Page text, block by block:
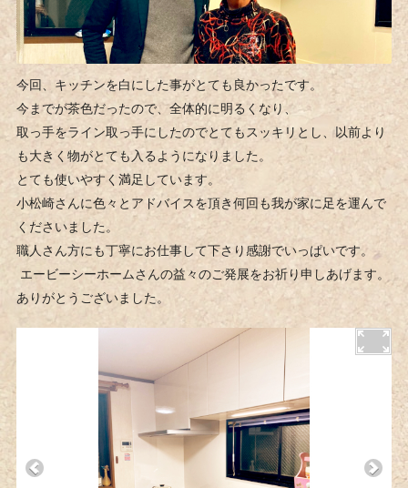
今回、キッチンを白にした事がとても良かったです。
今までが茶色だったので、全体的に明るくなり、
取っ手をライン取っ手にしたのでとてもスッキリとし、以前より
も大きく物がとても入るようになりました。
とても使いやすく満足しています。
小松崎さんに色々とアドバイスを頂き何回も我が家に足を運んで
くださいました。
職人さん方にも丁寧にお仕事して下さり感謝でいっぱいです。
エービーシーホームさんの益々のご発展をお祈り申しあげます。
ありがとうございました。